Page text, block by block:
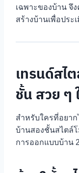
เฉพาะของบ้าน จึ
สร้างบ้านเพื่อปร
เทรนด์สไ
ชั้น สวย ๆ
สำหรับใครที่อยาก
บ้านสองชั้นสไตล์โ
การออกแบบบ้าน